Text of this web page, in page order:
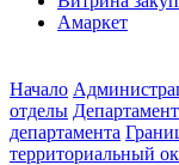
Амаркет
Начало
отделы
департамента
территориальный